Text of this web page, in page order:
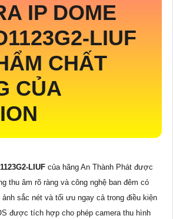
IP DOME
LIUF
CHẤT
CỦA
LIUF của hãng An Thành Phát được
thu âm rõ ràng và công nghệ ban đêm có
sắc nét và tối ưu ngay cả trong điều kiện
được tích hợp cho phép camera thu hình